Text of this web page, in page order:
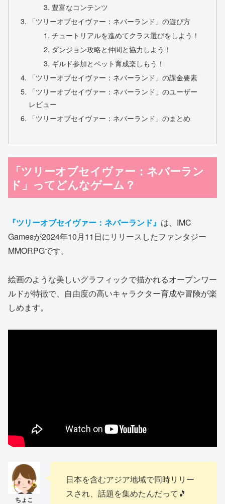
豊富なコンテンツ
「ツリーオブセイヴァー：ネバーランド」の遊び方
チュートリアルを進めてクラス選びをしよう！
ダンジョン攻略と仲間と協力しよう！
ギルド参加とペット育成楽しもう！
「ツリーオブセイヴァー：ネバーランド」の課金要素
「ツリーオブセイヴァー：ネバーランド」のユーザー
レビュー
「ツリーオブセイヴァー：ネバーランド」のまとめ
「ツリーオブセイヴァー：ネバーラン
ド」ってどんなゲーム？
『ツリーオブセイヴァー：ネバーランド』 は、IMC
Gamesが2024年10月11日にリリースしたファンタジー
MMORPGです。
絵画のような美しいグラフィックで描かれるオープンワー
ルドが特徴で、自由度の高いキャラクター育成や冒険が楽
しめます。
日本を含むアジア地域で同時リリー
スされ、話題を集めたんだって🎵